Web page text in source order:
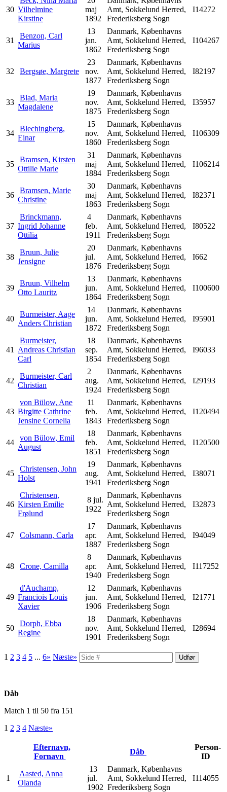
30 Vilhelmine
Kirstine
maj
1892
Amt, Sokkelund Herred,
Frederiksberg Sogn
I14272
31
Benzon, Carl
Marius
13
jan.
1862
Danmark, Københavns
Amt, Sokkelund Herred,
Frederiksberg Sogn
I104267
32 Bergsøe, Margrete
23
nov.
1877
Danmark, Københavns
Amt, Sokkelund Herred,
Frederiksberg Sogn
I82197
33
Blad, Maria
Magdalene
19
nov.
1875
Danmark, Københavns
Amt, Sokkelund Herred,
Frederiksberg Sogn
I35957
34
Blechingberg,
Einar
15
nov.
1860
Danmark, Københavns
Amt, Sokkelund Herred,
Frederiksberg Sogn
I106309
35
Bramsen, Kirsten
Ottilie Marie
31
maj
1884
Danmark, Københavns
Amt, Sokkelund Herred,
Frederiksberg Sogn
I106214
36
Bramsen, Marie
Christine
30
maj
1863
Danmark, Københavns
Amt, Sokkelund Herred,
Frederiksberg Sogn
I82371
37
Brinckmann,
Ingrid Johanne
Ottilia
4
feb.
1911
Danmark, Københavns
Amt, Sokkelund Herred,
Frederiksberg Sogn
I80522
38
Bruun, Julie
Jensigne
20
jul.
1876
Danmark, Københavns
Amt, Sokkelund Herred,
Frederiksberg Sogn
I662
39
Bruun, Vilhelm
Otto Lauritz
13
jun.
1864
Danmark, Københavns
Amt, Sokkelund Herred,
Frederiksberg Sogn
I100600
40
Burmeister, Aage
Anders Christian
14
jun.
1872
Danmark, Københavns
Amt, Sokkelund Herred,
Frederiksberg Sogn
I95901
41
Burmeister,
Andreas Christian
Carl
18
sep.
1854
Danmark, Københavns
Amt, Sokkelund Herred,
Frederiksberg Sogn
I96033
42
Burmeister, Carl
Christian
2
aug.
1924
Danmark, Københavns
Amt, Sokkelund Herred,
Frederiksberg Sogn
I29193
43
von Bülow, Ane
Birgitte Cathrine
Jensine Cornelia
11
feb.
1843
Danmark, Københavns
Amt, Sokkelund Herred,
Frederiksberg Sogn
I120494
44
von Bülow, Emil
August
18
feb.
1851
Danmark, Københavns
Amt, Sokkelund Herred,
Frederiksberg Sogn
I120500
45
Christensen, John
Holst
19
aug.
1941
Danmark, Københavns
Amt, Sokkelund Herred,
Frederiksberg Sogn
I38071
46
Christensen,
Kirsten Emilie
Frølund
8 jul.
1922
Danmark, Københavns
Amt, Sokkelund Herred,
Frederiksberg Sogn
I32873
47 Colsmann, Carla
17
apr.
1887
Danmark, Københavns
Amt, Sokkelund Herred,
Frederiksberg Sogn
I94049
48 Crone, Camilla
8
apr.
1940
Danmark, Københavns
Amt, Sokkelund Herred,
Frederiksberg Sogn
I117252
49
d'Auchamp,
Franciois Louis
Xavier
12
jun.
1906
Danmark, Københavns
Amt, Sokkelund Herred,
Frederiksberg Sogn
I21771
50
Dorph, Ebba
Regine
18
nov.
1901
Danmark, Københavns
Amt, Sokkelund Herred,
Frederiksberg Sogn
I28694
1 2 3 4 5 ... 6» Næste»
Dåb
Match 1 til 50 fra 151
1 2 3 4 Næste»
Efternavn,
Fornavn
Dåb
Person-
ID
1
Aasted, Anna
Olanda
13
jul.
1902
Danmark, Københavns
Amt, Sokkelund Herred,
Frederiksberg Sogn
I114055